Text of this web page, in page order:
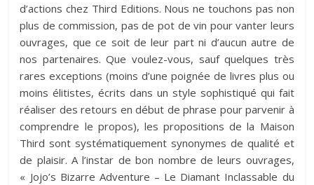
d’actions chez Third Editions. Nous ne touchons pas non
plus de commission, pas de pot de vin pour vanter leurs
ouvrages, que ce soit de leur part ni d’aucun autre de
nos partenaires. Que voulez-vous, sauf quelques très
rares exceptions (moins d’une poignée de livres plus ou
moins élitistes, écrits dans un style sophistiqué qui fait
réaliser des retours en début de phrase pour parvenir à
comprendre le propos), les propositions de la Maison
Third sont systématiquement synonymes de qualité et
de plaisir. A l’instar de bon nombre de leurs ouvrages,
« Jojo’s Bizarre Adventure – Le Diamant Inclassable du